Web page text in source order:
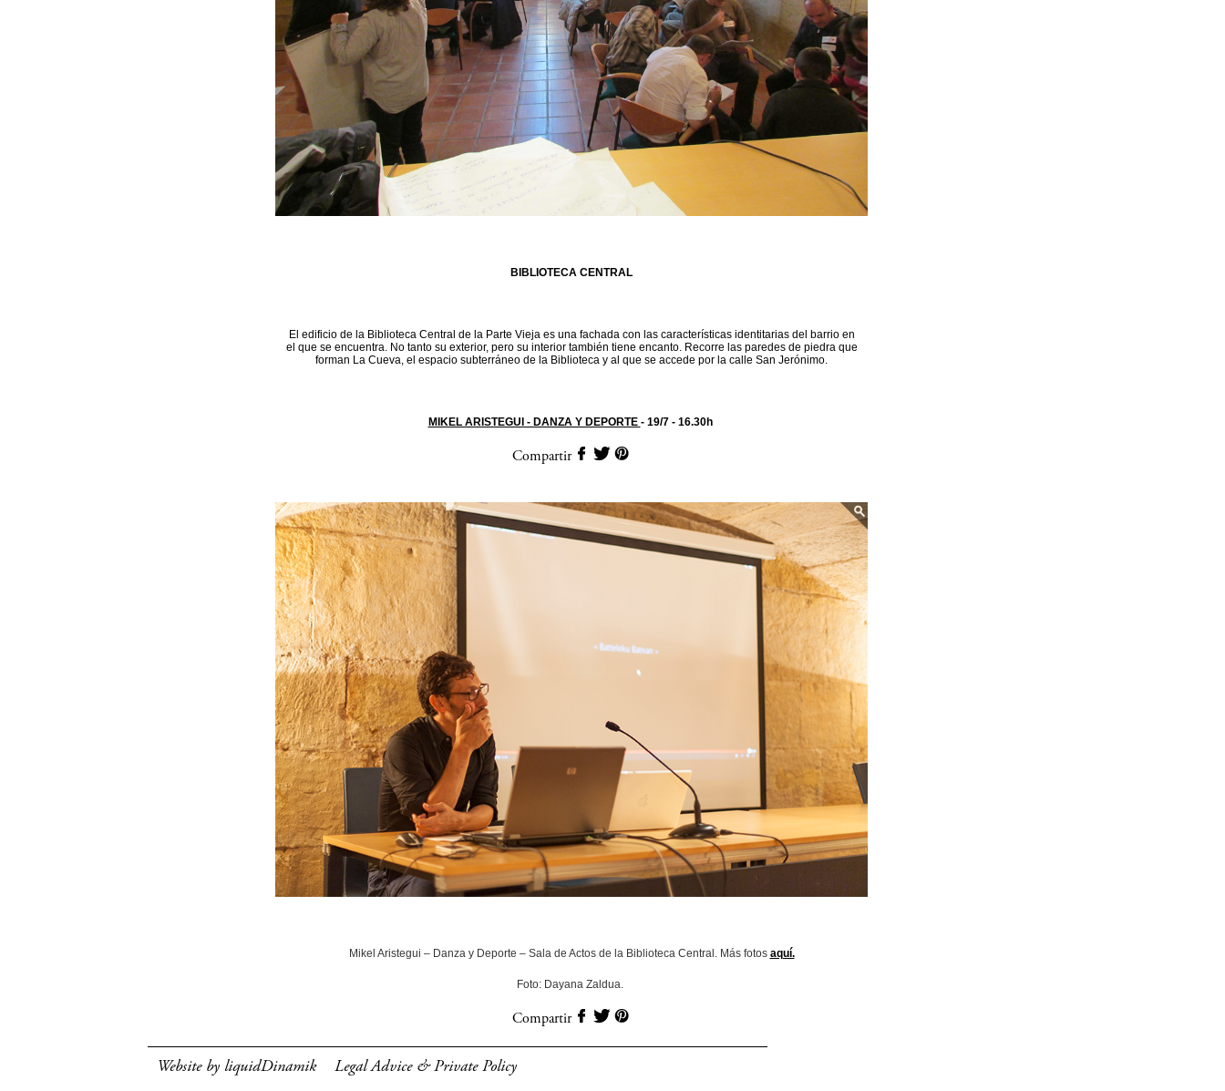
BIBLIOTECA CENTRAL
El edificio de la Biblioteca Central de la Parte Vieja es una fachada con las características identitarias del barrio en
el que se encuentra. No tanto su exterior, pero su interior también tiene encanto. Recorre las paredes de piedra que
forman La Cueva, el espacio subterráneo de la Biblioteca y al que se accede por la calle San Jerónimo.
MIKEL ARISTEGUI - DANZA Y DEPORTE - 19/7 - 16.30h
Compartir
Mikel Aristegui – Danza y Deporte – Sala de Actos de la Biblioteca Central. Más fotos aquí.
Foto: Dayana Zaldua.
Compartir
Website by liquidDinamik Legal Advice & Private Policy